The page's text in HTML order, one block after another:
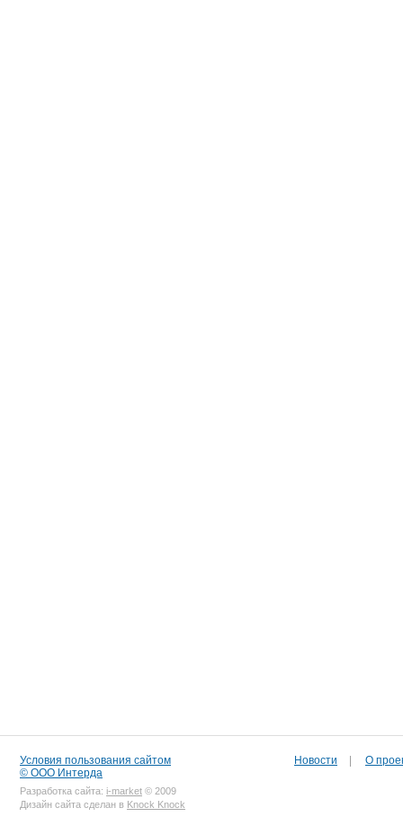
Условия пользования сайтом
© ООО Интерда
Разработка сайта: i-market © 2009
Дизайн сайта сделан в Knock Knock
Новости О